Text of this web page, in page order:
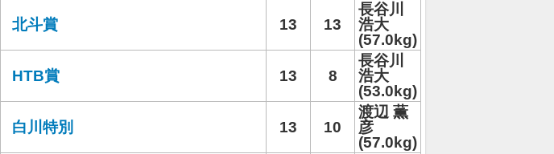
北斗賞 13 13
長谷川
浩大
(57.0kg)
HTB賞 13 8
長谷川
浩大
(53.0kg)
白川特別 13 10
渡辺 薫
彦
(57.0kg)